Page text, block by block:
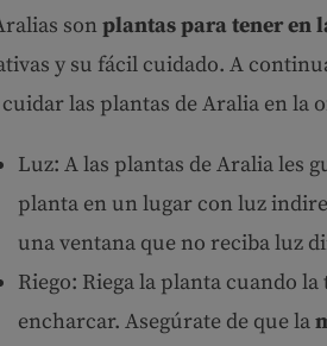
sonplantas para tener en
y su fácil cuidado. A
las plantas de Aralia en la
Luz: A las plantas de Aralia les
planta en un lugar con luz
una ventana que no reciba luz
Riego: Riega la planta cuando
encharcar. Asegúrate de que la